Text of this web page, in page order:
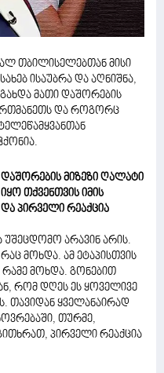
თბილისელებთან მისი
ისაუბრა და აღნიშნა,
მათი დაშორების
და როგორც
მიზეზი ღალატი
თქვენთვის იმის
პირველი რეაქცია
არავინ არის.
მოხდა. ამ ეტაპისთვის
მოხდა. გონებით
რომ დღეს ეს ყოველივე
თავიდან ყველანაირად
თურმე,
პირველი რეაქცია